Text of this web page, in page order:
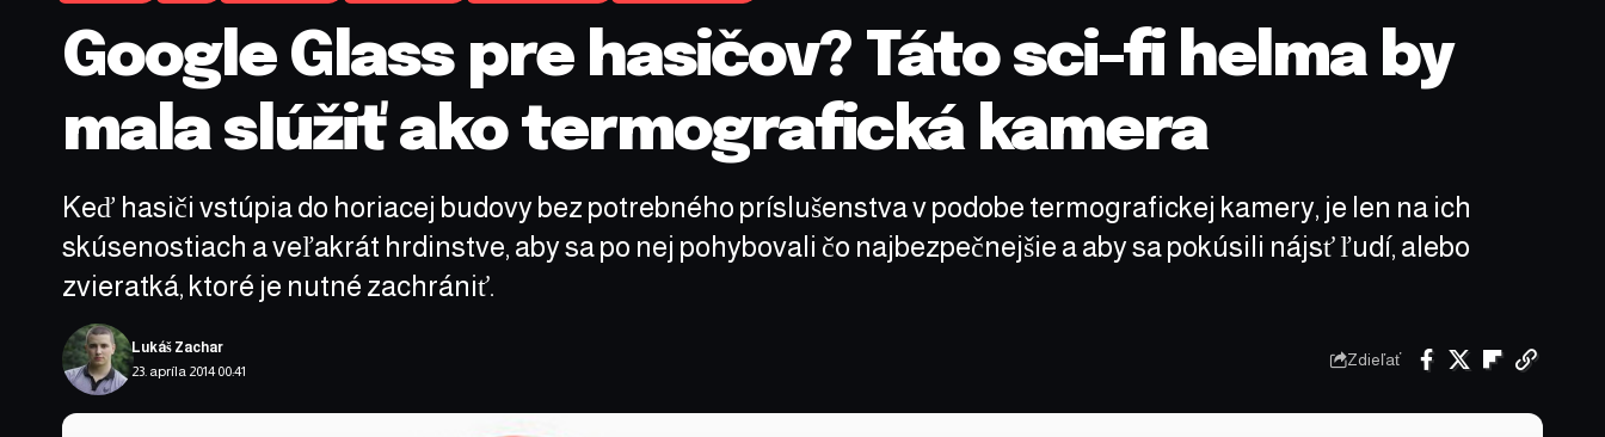
Google Glass pre hasičov? Táto sci-fi helma by
mala slúžiť ako termografická kamera
Keď hasiči vstúpia do horiacej budovy bez potrebného príslušenstva v podobe termografickej kamery, je len na ich
skúsenostiach a veľakrát hrdinstve, aby sa po nej pohybovali čo najbezpečnejšie a aby sa pokúsili nájsť ľudí, alebo
zvieratká, ktoré je nutné zachrániť.
23. apríla 2014 00:41
Lukáš Zachar
Zdieľať